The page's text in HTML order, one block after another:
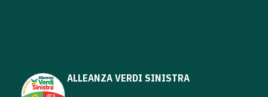
ALLEANZA VERDI SINISTRA